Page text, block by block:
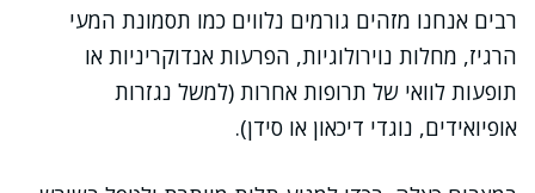
רבים אנחנו מזהים גורמים נלווים כמו תסמונת המעי
הרגיז, מחלות נוירולוגיות, הפרעות אנדוקריניות או
תופעות לוואי של תרופות אחרות (למשל נגזרות
אופיואידים, נוגדי דיכאון או סידן).